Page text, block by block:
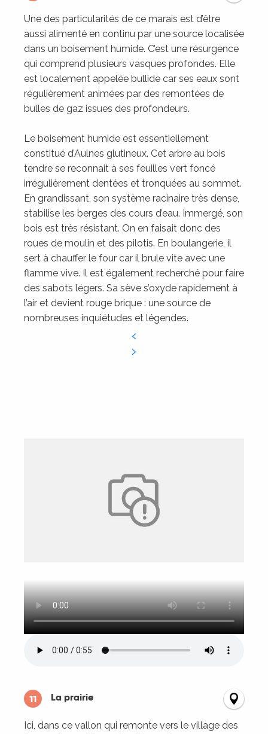
Une des particularités de ce marais est d’être
aussi alimenté en continu par une source localisée
dans un boisement humide. C’est une résurgence
qui comprend plusieurs vasques profondes. Elle
est localement appelée bullide car ses eaux sont
régulièrement animées par des remontées de
bulles de gaz issues des profondeurs.
Le boisement humide est essentiellement
constitué d’Aulnes glutineux. Cet arbre au bois
tendre se reconnait à ses feuilles vert foncé
irrégulièrement dentées et tronquées au sommet.
En grandissant, son système racinaire très dense,
stabilise les berges des cours d’eau. Immergé, son
bois est très résistant. On en faisait donc des
roues de moulin et des pilotis. En boulangerie, il
sert à chauffer le four car il brule vite avec une
flamme vive. Il est également recherché pour faire
des sabots légers. Sa sève s’oxyde rapidement à
l’air et devient rouge brique : une source de
nombreuses inquiétudes et légendes.
11 La prairie
Ici, dans ce vallon qui remonte vers le village des